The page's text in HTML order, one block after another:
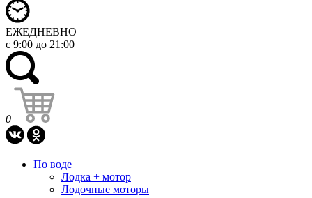
ЕЖЕДНЕВНО
с 9:00 до 21:00
0
По воде
Лодка + мотор
Лодочные моторы